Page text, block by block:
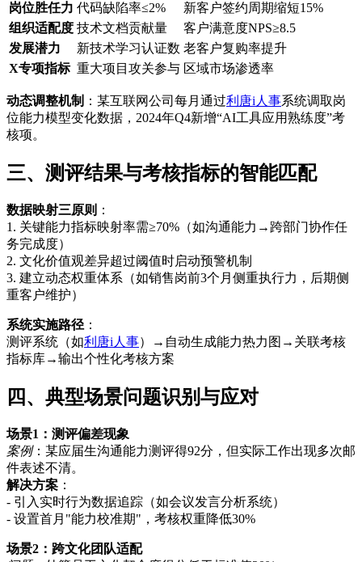
岗位胜任力 代码缺陷率≤2%
新客户签约周期缩短15%
组织适配度 技术文档贡献量
客户满意度NPS≥8.5
发展潜力
新技术学习认证数 老客户复购率提升
X专项指标 重大项目攻关参与 区域市场渗透率
动态调整机制 ：某互联网公司每月通过利唐i人事系统调取岗
位能力模型变化数据，2024年Q4新增“AI工具应用熟练度”考
核项。
三、测评结果与考核指标的智能匹配
数据映射三原则 ：
1. 关键能力指标映射率需≥70%（如沟通能力→跨部门协作任
务完成度）
2. 文化价值观差异超过阈值时启动预警机制
3. 建立动态权重体系（如销售岗前3个月侧重执行力，后期侧
重客户维护）
系统实施路径 ：
测评系统（如利唐i人事）→自动生成能力热力图→关联考核
指标库→输出个性化考核方案
四、典型场景问题识别与应对
场景1：测评偏差现象
案例：某应届生沟通能力测评得92分，但实际工作出现多次邮
件表述不清。
解决方案 ：
- 引入实时行为数据追踪（如会议发言分析系统）
- 设置首月"能力校准期"，考核权重降低30%
场景2：跨文化团队适配